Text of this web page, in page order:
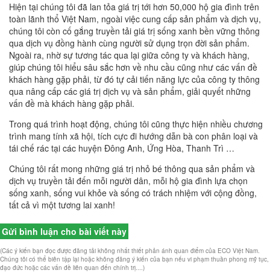
Hiện tại chúng tôi đã lan tỏa giá trị tới hơn 50,000 hộ gia đình trên
toàn lãnh thổ Việt Nam, ngoài việc cung cấp sản phẩm và dịch vụ,
chúng tôi còn cố gắng truyền tải giá trị sống xanh bền vững thông
qua dịch vụ đồng hành cùng người sử dụng trọn đời sản phẩm.
Ngoài ra, nhờ sự tương tác qua lại giữa công ty và khách hàng,
giúp chúng tôi hiểu sâu sắc hơn về nhu cầu cũng như các vấn đề
khách hàng gặp phải, từ đó tự cải tiến năng lực của công ty thông
qua nâng cấp các giá trị dịch vụ và sản phẩm, giải quyết những
vấn đề mà khách hàng gặp phải.
Trong quá trình hoạt động, chúng tôi cũng thực hiện nhiều chương
trình mang tính xã hội, tích cực đi hướng dẫn bà con phân loại và
tái chế rác tại các huyện Đông Anh, Ứng Hòa, Thanh Trì …
Chúng tôi rất mong những giá trị nhỏ bé thông qua sản phẩm và
dịch vụ truyền tải đến mỗi người dân, mỗi hộ gia đình lựa chọn
sống xanh, sống vui khỏe và sống có trách nhiệm với cộng đồng,
tất cả vì một tương lai xanh!
Gửi bình luận cho bài viết này
(Các ý kiến bạn đọc được đăng tải không nhất thiết phản ánh quan điểm của ECO Việt Nam.
Chúng tôi có thể biên tập lại hoặc không đăng ý kiến của bạn nếu vi phạm thuần phong mỹ tục,
đạo đức hoặc các vấn đề liên quan đến chính trị....)